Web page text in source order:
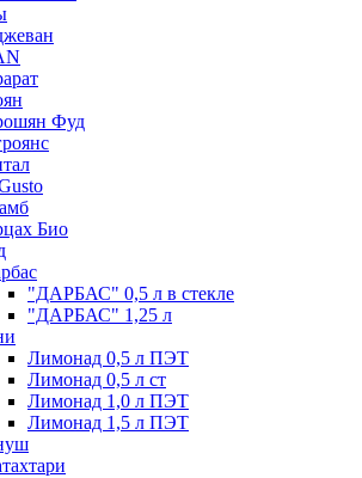
Фуд
Био
"ДАРБАС" 0,5 л в стекле
"ДАРБАС" 1,25 л
Лимонад 0,5 л ПЭТ
Лимонад 0,5 л ст
Лимонад 1,0 л ПЭТ
Лимонад 1,5 л ПЭТ